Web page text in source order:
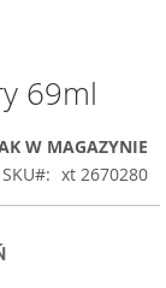
69ml
W MAGAZYNIE
SKU
xt 2670280